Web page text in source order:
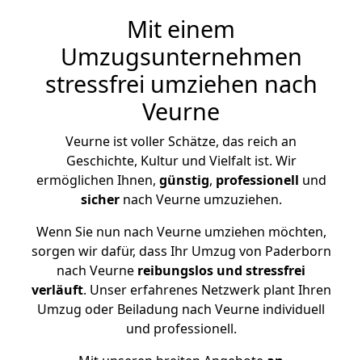
Mit einem
Umzugsunternehmen
stressfrei umziehen nach
Veurne
Veurne ist voller Schätze, das reich an
Geschichte, Kultur und Vielfalt ist. Wir
ermöglichen Ihnen, günstig, professionell und
sichernach Veurne umzuziehen.
Wenn Sie nun nach Veurne umziehen möchten,
sorgen wir dafür, dass Ihr Umzug von Paderborn
nach Veurne reibungslos und stressfrei
verläuft. Unser erfahrenes Netzwerk plant Ihren
Umzug oder Beiladung nach Veurne individuell
und professionell.